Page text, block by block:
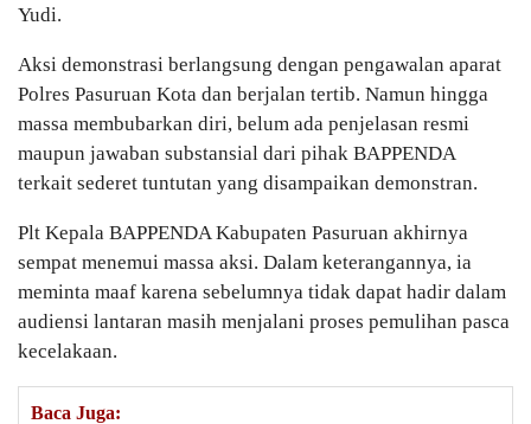
Yudi.
Aksi demonstrasi berlangsung dengan pengawalan aparat
Polres Pasuruan Kota dan berjalan tertib. Namun hingga
massa membubarkan diri, belum ada penjelasan resmi
maupun jawaban substansial dari pihak BAPPENDA
terkait sederet tuntutan yang disampaikan demonstran.
Plt Kepala BAPPENDA Kabupaten Pasuruan akhirnya
sempat menemui massa aksi. Dalam keterangannya, ia
meminta maaf karena sebelumnya tidak dapat hadir dalam
audiensi lantaran masih menjalani proses pemulihan pasca
kecelakaan.
Baca Juga: